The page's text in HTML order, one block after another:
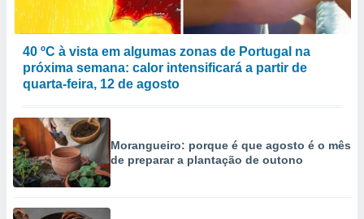
40 ºC à vista em algumas zonas de Portugal na
próxima semana: calor intensificará a partir de
quarta-feira, 12 de agosto
Morangueiro: porque é que agosto é o mês
de preparar a plantação de outono